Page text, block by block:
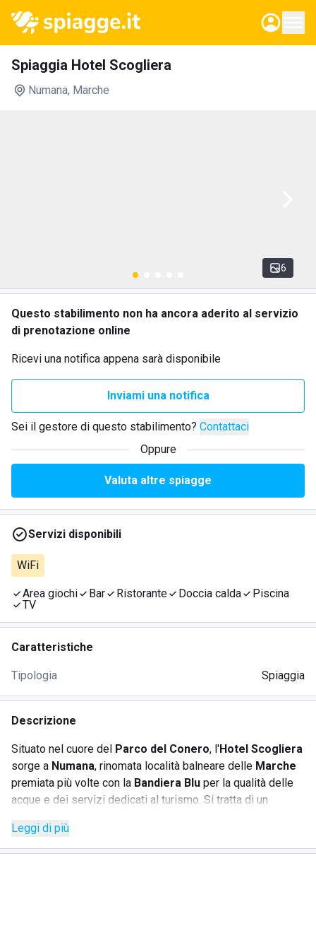
Spiaggia Hotel Scogliera
Numana, Marche
6
Questo stabilimento non ha ancora aderito al servizio
di prenotazione online
Ricevi una notifica appena sarà disponibile
Inviami una notifica
Sei il gestore di questo stabilimento? Contattaci
Oppure
Valuta altre spiagge
Servizi disponibili
WiFi
Area giochi Bar Ristorante Doccia calda
Piscina
TV
Caratteristiche
Tipologia Spiaggia
Descrizione
Situato nel cuore del Parco del Conero, l'Hotel Scogliera
sorge a Numana, rinomata località balneare delle Marche
premiata più volte con la Bandiera Blu per la qualità delle
acque e dei servizi dedicati al turismo. Si tratta di un
piscine.
Leggi di più